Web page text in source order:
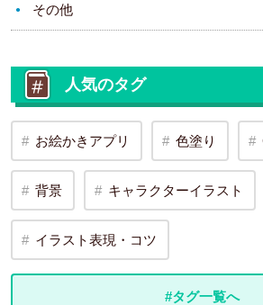
その他
人気のタグ
お絵かきアプリ 色塗り
背景 キャラクターイラスト
イラスト表現・コツ
#タグ一覧へ